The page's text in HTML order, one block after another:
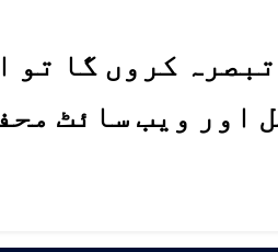
کروں گا تو
اور ویب سائٹ